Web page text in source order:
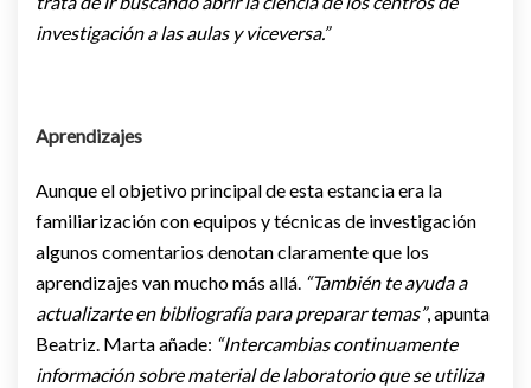
investigación a las aulas y viceversa.”
Aprendizajes
Aunque el objetivo principal de esta estancia era la
familiarización con equipos y técnicas de investigación
algunos comentarios denotan claramente que los
aprendizajes van mucho más allá. “También te ayuda a
actualizarte en bibliografía para preparar temas”, apunta
Beatriz. Marta añade: “Intercambias continuamente
información sobre material de laboratorio que se utiliza